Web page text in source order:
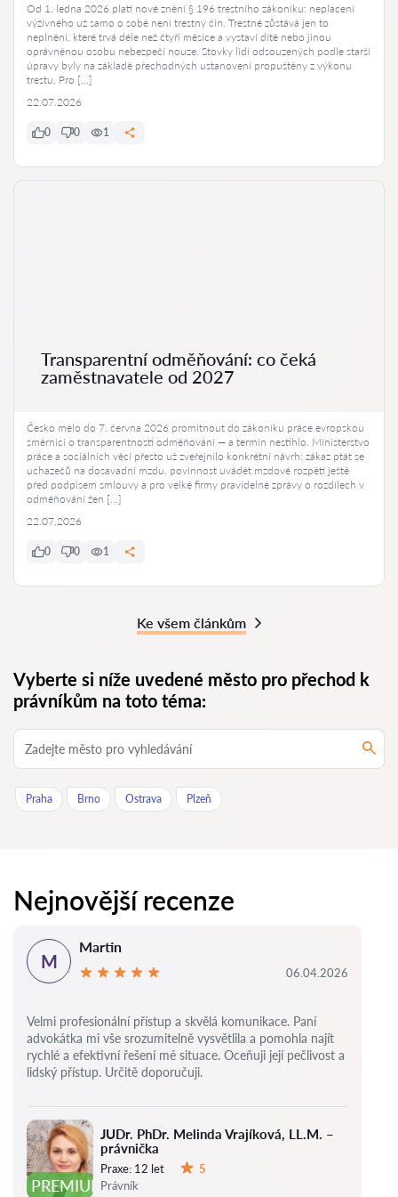
Od 1. ledna 2026 platí nové znění § 196 trestního zákoníku: neplacení
výživného už samo o sobě není trestný čin. Trestné zůstává jen to
neplnění, které trvá déle než čtyři měsíce a vystaví dítě nebo jinou
oprávněnou osobu nebezpečí nouze. Stovky lidí odsouzených podle starší
úpravy byly na základě přechodných ustanovení propuštěny z výkonu
trestu. Pro […]
22.07.2026
0 0 1
Transparentní odměňování: co čeká
zaměstnavatele od 2027
Česko mělo do 7. června 2026 promítnout do zákoníku práce evropskou
směrnici o transparentnosti odměňování — a termín nestihlo. Ministerstvo
práce a sociálních věcí přesto už zveřejnilo konkrétní návrh: zákaz ptát se
uchazečů na dosavadní mzdu, povinnost uvádět mzdové rozpětí ještě
před podpisem smlouvy a pro velké firmy pravidelné zprávy o rozdílech v
odměňování žen […]
22.07.2026
0 0 1
Ke všem článkům
Vyberte si níže uvedené město pro přechod k
právníkům na toto téma:
Praha Brno Ostrava Plzeň
Nejnovější recenze
PREMIUM
JUDr. PhDr. Melinda Vrajíková, LL.M. –
právnička
Praxe: 12 let
5
Právník
M
Martin
06.04.2026
Velmi profesionální přístup a skvělá komunikace. Paní
advokátka mi vše srozumitelně vysvětlila a pomohla najít
rychlé a efektivní řešení mé situace. Oceňuji její pečlivost a
lidský přístup. Určitě doporučuji.